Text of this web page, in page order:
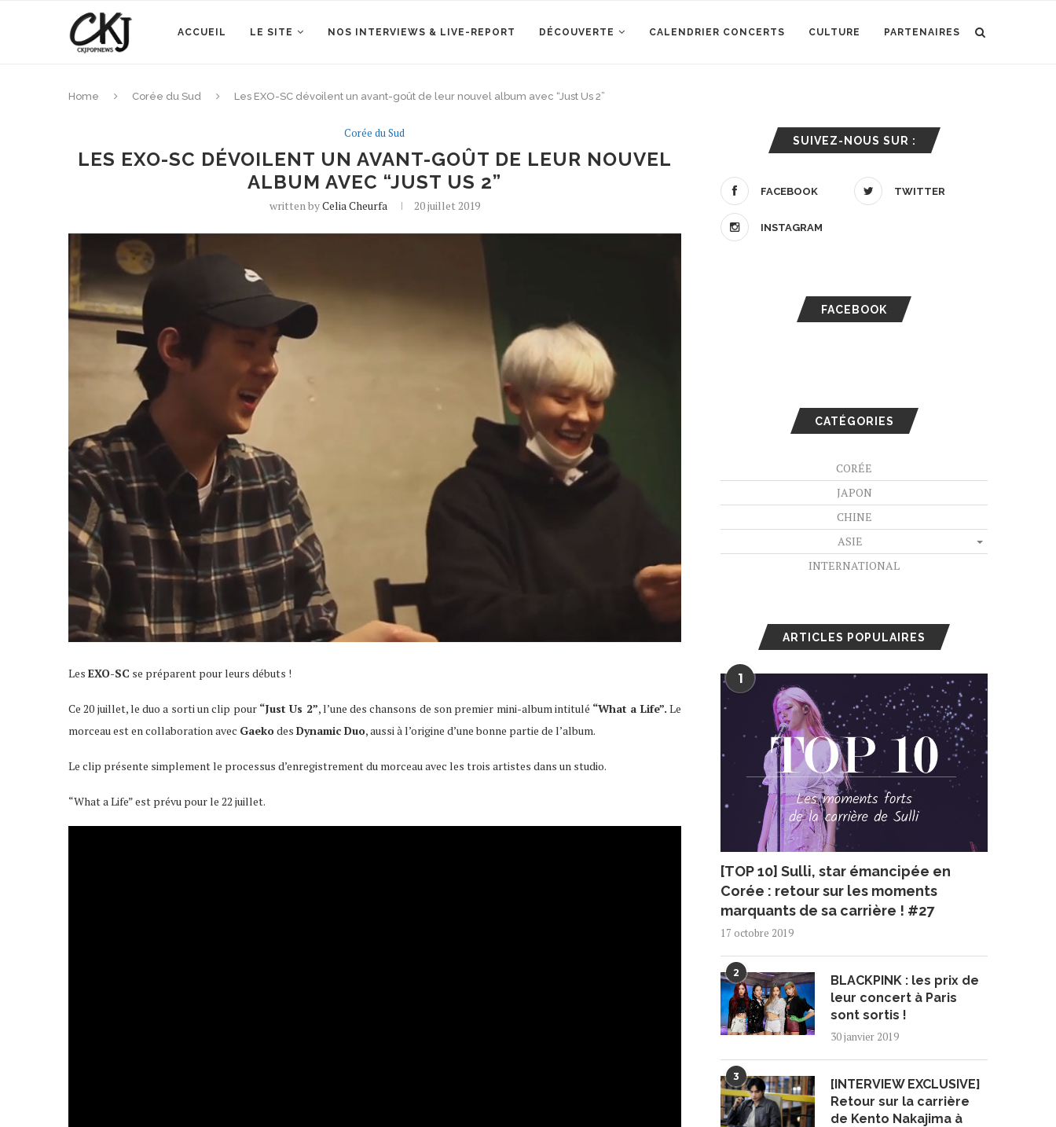
ACCUEIL LE SITE NOS INTERVIEWS & LIVE-REPORT DÉCOUVERTE CALENDRIER CONCERTS CULTURE PARTENAIRES
Home Corée du Sud Les EXO-SC dévoilent un avant-goût de leur nouvel album avec “Just Us 2”
Corée du Sud
LES EXO-SC DÉVOILENT UN AVANT-GOÛT DE LEUR NOUVEL
ALBUM AVEC “JUST US 2”
written byCelia Cheurfa 20 juillet 2019
Les EXO-SC se préparent pour leurs débuts !
Ce 20 juillet, le duo a sorti un clip pour “Just Us 2”, l’une des chansons de son premier mini-album intitulé “What a Life”. Le
morceau est en collaboration avec Gaekodes Dynamic Duo, aussi à l’origine d’une bonne partie de l’album.
Le clip présente simplement le processus d’enregistrement du morceau avec les trois artistes dans un studio.
“What a Life” est prévu pour le 22 juillet.
SUIVEZ-NOUS SUR :
FACEBOOK TWITTER
INSTAGRAM
FACEBOOK
CATÉGORIES
CORÉE
JAPON
CHINE
ASIE
INTERNATIONAL
ARTICLES POPULAIRES
1
[TOP 10] Sulli, star émancipée en
Corée : retour sur les moments
marquants de sa carrière ! #27
17 octobre 2019
2
BLACKPINK : les prix de
leur concert à Paris
sont sortis !
30 janvier 2019
3
[INTERVIEW EXCLUSIVE]
Retour sur la carrière
de Kento Nakajima à